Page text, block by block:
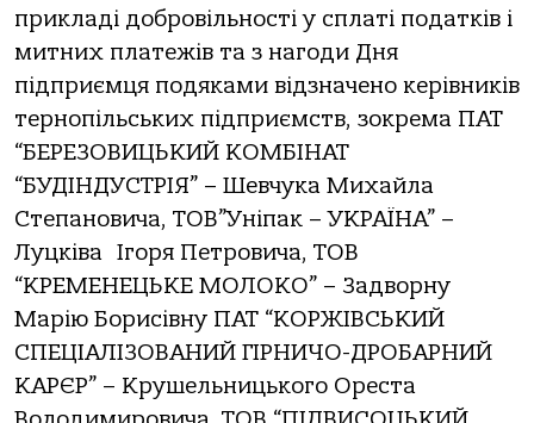
прикладі добровільності у сплаті податків і
митних платежів та з нагоди Дня
підприємця подяками відзначено керівників
тернопільських підприємств, зокрема ПАТ
“БЕРЕЗОВИЦЬКИЙ КОМБІНАТ
“БУДІНДУСТРІЯ” – Шевчука Михайла
Степановича, ТОВ”Уніпак – УКРАЇНА” –
Луцківа Ігоря Петровича, ТОВ
“КРЕМЕНЕЦЬКЕ МОЛОКО” – Задворну
Марію Борисівну ПАТ “КОРЖІВСЬКИЙ
СПЕЦІАЛІЗОВАНИЙ ГІРНИЧО-ДРОБАРНИЙ
КАРЄР” – Крушельницького Ореста